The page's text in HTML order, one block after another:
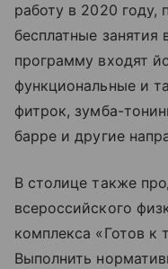
работу в 2020 году,
бесплатные
программу входят
функциональные и
фитрок, зумба-
барре и другие
В столице также
всероссийского
комплекса «Готов к
Выполнить